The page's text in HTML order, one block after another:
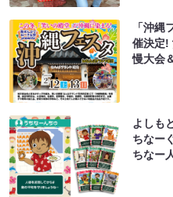
「沖縄
催決定!
慢大会
よしも
ちなー
ちなー